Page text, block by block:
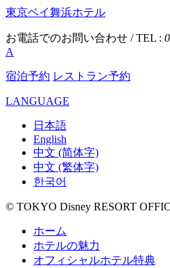
東京ベイ舞浜ホテル
お電話でのお問い合わせ / TEL :
A
宿泊予約 レストラン予約
LANGUAGE
日本語
English
中文 (简体字)
中文 (繁体字)
한국어
© TOKYO Disney RESORT
ホーム
ホテルの魅力
オフィシャルホテル特典